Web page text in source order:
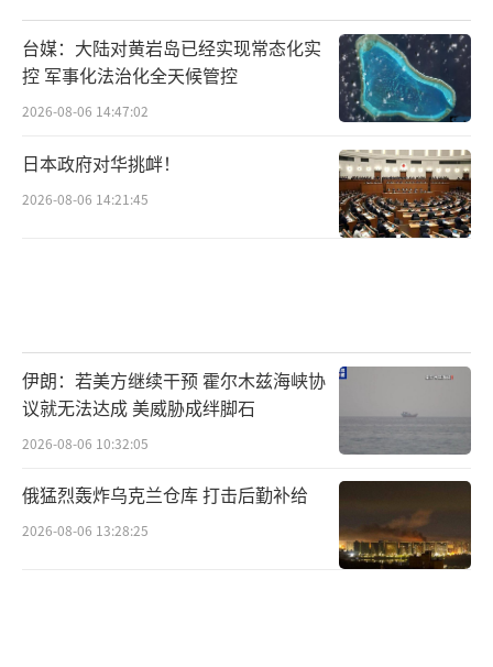
台媒：大陆对黄岩岛已经实现常态化实
控 军事化法治化全天候管控
2026-08-06 14:47:02
日本政府对华挑衅！
2026-08-06 14:21:45
伊朗：若美方继续干预 霍尔木兹海峡协
议就无法达成 美威胁成绊脚石
2026-08-06 10:32:05
俄猛烈轰炸乌克兰仓库 打击后勤补给
2026-08-06 13:28:25